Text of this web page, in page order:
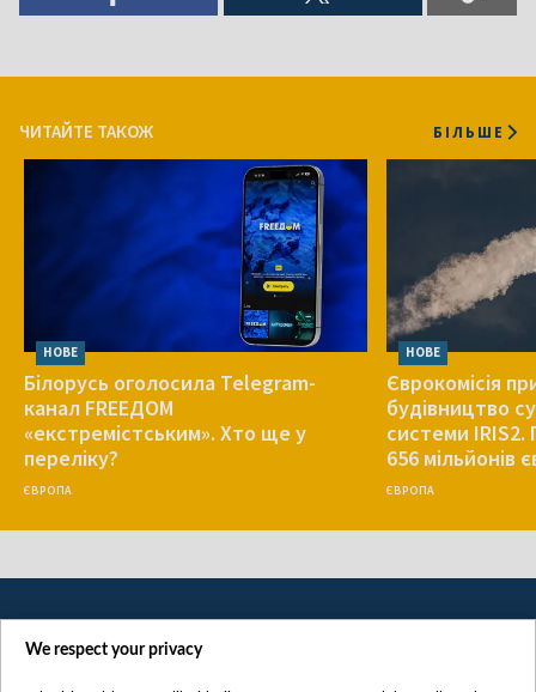
ЧИТАЙТЕ ТАКОЖ БІЛЬШЕ
НОВЕ
Білорусь оголосила Telegram-
канал FREEДОМ
«екстремістським». Хто ще у
переліку?
ЄВРОПА
НОВЕ
Єврокомісія
будівництво
системи
656 мільйонів
ЄВРОПА
We respect your privacy